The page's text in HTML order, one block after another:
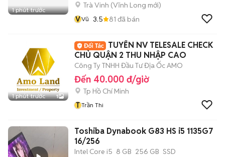
1 phút trước
Trà Vinh (Vĩnh Long mới)
VVũ 3.5 81 đã bán
1 phút trước 1
TUYỂN NV TELESALE CHECK
CHỦ QUẬN 2 THU NHẬP CAO
Công Ty TNHH Đầu Tư Địa Ốc AMO
Đến 40.000 đ/giờ
Tp Hồ Chí Minh
T Trần Thi
Toshiba Dynabook G83 HS i5 1135G7
16/256
Intel Core i5 8 GB 256 GB SSD